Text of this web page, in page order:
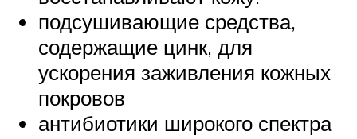
подсушивающие средства,
содержащие цинк, для
ускорения заживления кожных
покровов
антибиотики широкого спектра